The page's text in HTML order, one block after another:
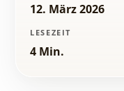
12. März 2026
LESEZEIT
4 Min.